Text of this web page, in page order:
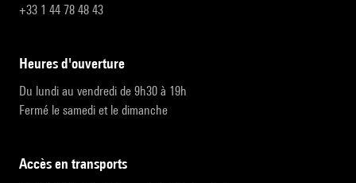
+33 1 44 78 48 43
heures d'ouverture
Du lundi au vendredi de 9h30 à 19h
Fermé le samedi et le dimanche
accès en transports